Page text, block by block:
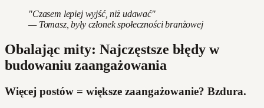
"Czasem lepiej wyjść, niż udawać"
— Tomasz, były członek społeczności branżowej
Obalając mity: Najczęstsze błędy w
budowaniu zaangażowania
Więcej postów = większe zaangażowanie? Bzdura.